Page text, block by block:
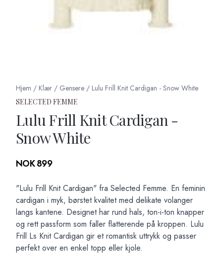
Hjem / Klær / Gensere / Lulu Frill Knit Cardigan - Snow White
SELECTED FEMME
Lulu Frill Knit Cardigan -
Snow White
Produktdetaljer
NOK 899
Description
"Lulu Frill Knit Cardigan" fra Selected Femme. En feminin
cardigan i myk, børstet kvalitet med delikate volanger
langs kantene. Designet har rund hals, ton-i-ton knapper
og rett passform som faller flatterende på kroppen. Lulu
Frill Ls Knit Cardigan gir et romantisk uttrykk og passer
perfekt over en enkel topp eller kjole.